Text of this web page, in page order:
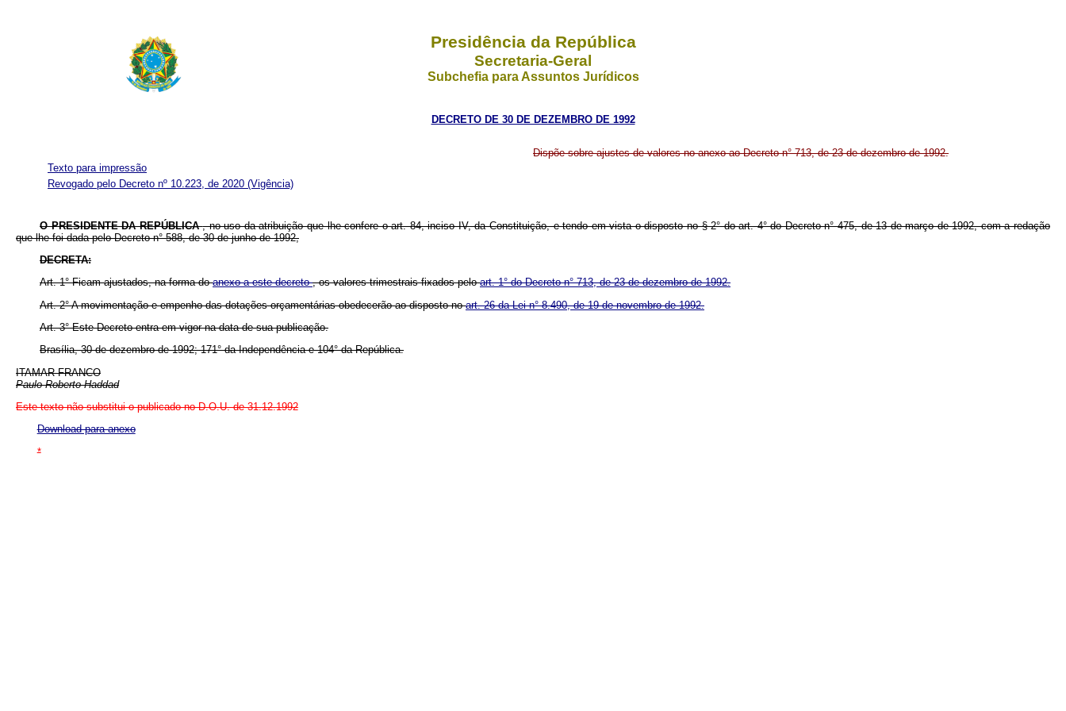
Presidência da República
Secretaria-Geral
Subchefia para Assuntos Jurídicos
DECRETO DE 30 DE DEZEMBRO DE 1992
Dispõe sobre ajustes de valores no anexo ao Decreto n° 713, de 23 de dezembro de 1992.
Texto para impressão
Revogado pelo Decreto nº 10.223, de 2020 (Vigência)
O PRESIDENTE DA REPÚBLICA, no uso da atribuição que lhe confere o art. 84, inciso IV, da Constituição, e tendo em vista o disposto no § 2° do art. 4° do Decreto n° 475, de 13 de março de 1992, com a redação
que lhe foi dada pelo Decreto n° 588, de 30 de junho de 1992,
DECRETA:
Art. 1° Ficam ajustados, na forma doanexo a este decreto, os valores trimestrais fixados peloart. 1° do Decreto n° 713, de 23 de dezembro de 1992.
Art. 2° A movimentação e empenho das dotações orçamentárias obedecerão ao disposto noart. 26 da Lei n° 8.490, de 19 de novembro de 1992.
Art. 3° Este Decreto entra em vigor na data de sua publicação.
Brasília, 30 de dezembro de 1992; 171° da Independência e 104° da República.
ITAMAR FRANCO
Paulo Roberto Haddad
Este texto não substitui o publicado no D.O.U. de 31.12.1992
Download para anexo
*